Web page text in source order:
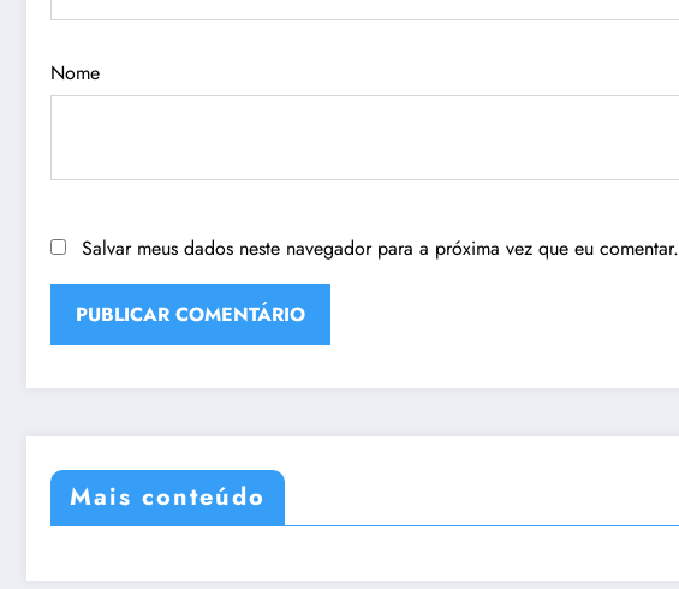
Nome
Salvar meus dados neste navegador para a próxima vez que eu comentar.
Mais conteúdo